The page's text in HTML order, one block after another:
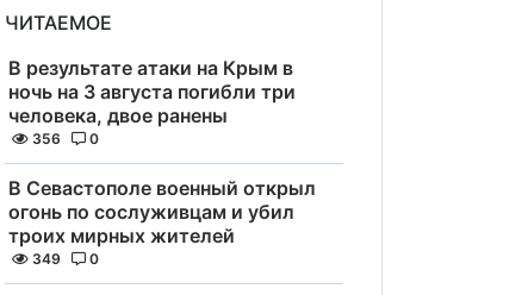
ЧИТАЕМОЕ
В результате атаки на Крым в
ночь на 3 августа погибли три
человека, двое ранены
356 0
В Севастополе военный открыл
огонь по сослуживцам и убил
троих мирных жителей
349 0